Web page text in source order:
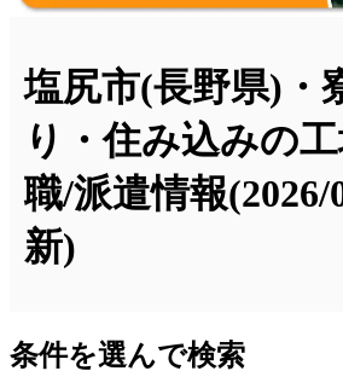
塩尻市(長野県)・
り・住み込みの
職/派遣情報(2026/
新)
条件を選んで検索